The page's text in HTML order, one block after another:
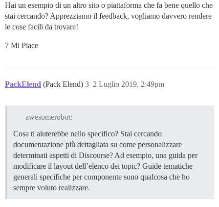
Hai un esempio di un altro sito o piattaforma che fa bene quello che
stai cercando? Apprezziamo il feedback, vogliamo davvero rendere
le cose facili da trovare!
7 Mi Piace
PackElend (Pack Elend) 2 Luglio 2019, 2:49pm
3
awesomerobot:
Cosa ti aiuterebbe nello specifico? Stai cercando
documentazione più dettagliata su come personalizzare
determinati aspetti di Discourse? Ad esempio, una guida per
modificare il layout dell’elenco dei topic? Guide tematiche
generali specifiche per componente sono qualcosa che ho
sempre voluto realizzare.